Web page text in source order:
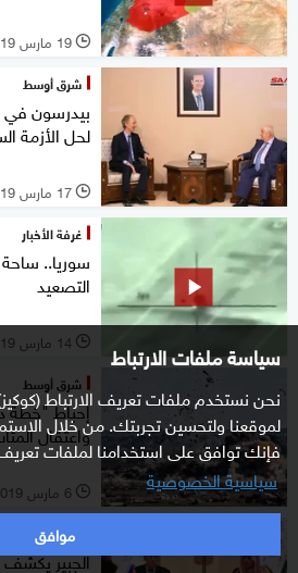
سياسة ملفات الارتباط
نحن نستخدم ملفات تعريف الارتباط
لموقعنا ولتحسين تجربتك. من خلال
فإنك توافق على استخدامنا لملفات تعريف
سياسية الخصوصية
موافق
l 19 مارس 2019
شرق أوسط
بيدرسون
لحل الأزمة
l 17 مارس 2019
غرفة الأخبار
سوريا..
التصعيد
l 14 مارس 2019
شرق أوسط
إحباط "خطة
واعتقال
l 6 مارس 2019
شرق أوسط
الجبير